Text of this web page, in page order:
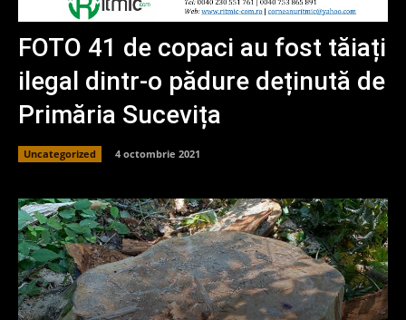
FOTO 41 de copaci au fost tăiați
ilegal dintr-o pădure deținută de
Primăria Sucevița
Uncategorized 4 octombrie 2021